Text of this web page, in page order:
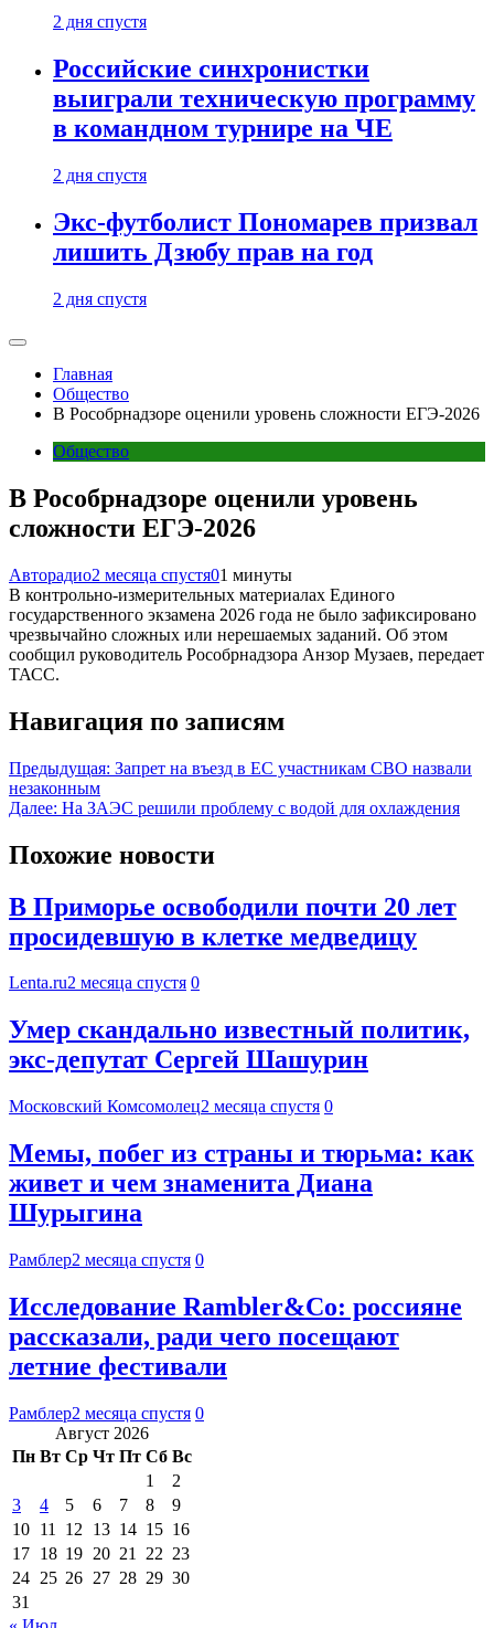
2 дня спустя
Российские синхронистки
выиграли техническую программу
в командном турнире на ЧЕ
2 дня спустя
Экс-футболист Пономарев призвал
лишить Дзюбу прав на год
2 дня спустя
Главная
Общество
В Рособрнадзоре оценили уровень сложности ЕГЭ-2026
Общество
В Рособрнадзоре оценили уровень
сложности ЕГЭ-2026
Авторадио2 месяца спустя01 минуты
В контрольно-измерительных материалах Единого
государственного экзамена 2026 года не было зафиксировано
чрезвычайно сложных или нерешаемых заданий. Об этом
сообщил руководитель Рособрнадзора Анзор Музаев, передает
ТАСС.
Навигация по записям
Предыдущая: Запрет на въезд в ЕС участникам СВО назвали
незаконным
Далее: На ЗАЭС решили проблему с водой для охлаждения
Похожие новости
В Приморье освободили почти 20 лет
просидевшую в клетке медведицу
Lenta.ru2 месяца спустя 0
Умер скандально известный политик,
экс-депутат Сергей Шашурин
Московский Комсомолец2 месяца спустя 0
Мемы, побег из страны и тюрьма: как
живет и чем знаменита Диана
Шурыгина
Рамблер2 месяца спустя 0
Исследование Rambler&Co: россияне
рассказали, ради чего посещают
летние фестивали
Рамблер2 месяца спустя 0
Август 2026
Пн Вт Ср Чт Пт Сб Вс
1
2
3
4 5 6 7 8
9
10 11 12 13 14 15 16
17 18 19 20 21 22 23
24 25 26 27 28 29 30
31